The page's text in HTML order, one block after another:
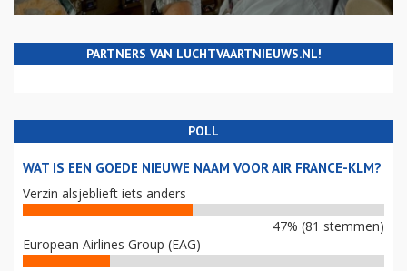
PARTNERS VAN LUCHTVAARTNIEUWS.NL!
POLL
WAT IS EEN GOEDE NIEUWE NAAM VOOR AIR FRANCE-KLM?
Verzin alsjeblieft iets anders
47% (81 stemmen)
European Airlines Group (EAG)